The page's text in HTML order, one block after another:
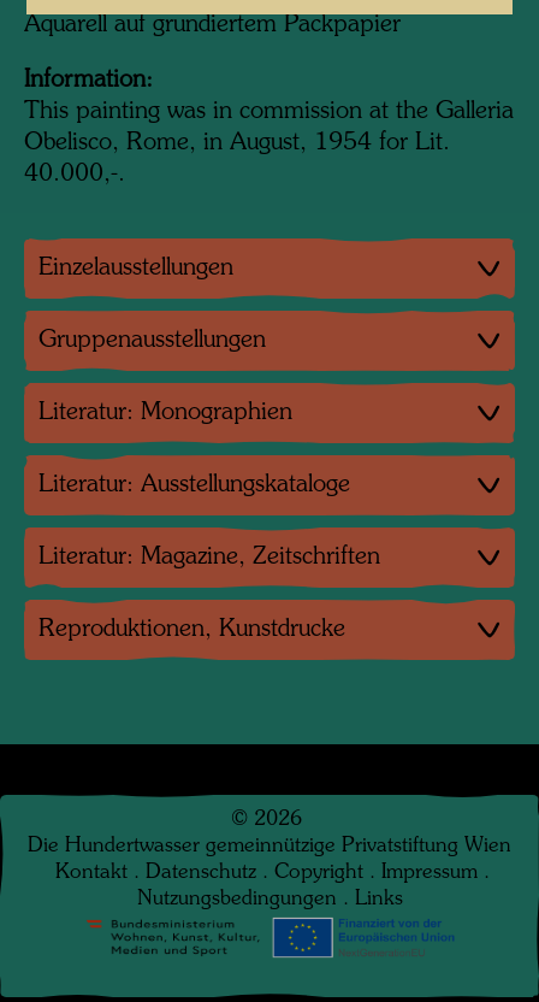
Aquarell auf grundiertem Packpapier
Information:
This painting was in commission at the Galleria
Obelisco, Rome, in August, 1954 for Lit.
40.000,-.
Einzelausstellungen
Gruppenausstellungen
Literatur: Monographien
Literatur: Ausstellungskataloge
Literatur: Magazine, Zeitschriften
Reproduktionen, Kunstdrucke
© 2026
Die Hundertwasser gemeinnützige Privatstiftung Wien
Kontakt . Datenschutz . Copyright . Impressum .
Nutzungsbedingungen . Links